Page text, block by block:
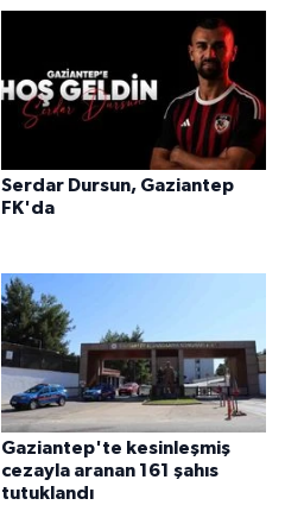
Serdar Dursun, Gaziantep
FK'da
Gaziantep'te kesinleşmiş
cezayla aranan 161 şahıs
tutuklandı